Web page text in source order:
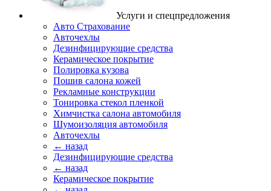
Услуги и спецпредложения
Авто Страхование
Авточехлы
Дезинфицирующие средства
Керамическое покрытие
Полировка кузова
Пошив салона кожей
Рекламные конструкции
Тонировка стекол пленкой
Химчистка салона автомобиля
Шумоизоляция автомобиля
Авточехлы
← назад
Дезинфицирующие средства
← назад
Керамическое покрытие